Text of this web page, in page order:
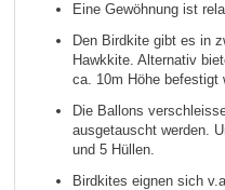
Eine Gewöhnung ist
Den Birdkite gibt es in
Hawkkite. Alternativ
ca. 10m Höhe befestigt
Die Ballons
ausgetauscht werden.
und 5 Hüllen.
Birdkites eignen sich